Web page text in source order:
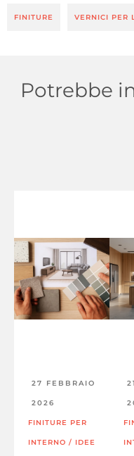
FINITURE VERNICI PER
Potrebbe
27 FEBBRAIO
2026
FINITURE PER
INTERNO / IDEE